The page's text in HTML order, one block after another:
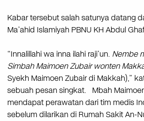
Kabar tersebut salah satunya datang
Ma’ahid Islamiyah PBNU KH Abdul
“Innalillahi wa inna ilahi raji’un. Nembe
Simbah Maimoen Zubair wonten
Syekh Maimoen Zubair di Makkah),”
sebuah pesan singkat. Mbah
mendapat perawatan dari tim medis
sebelum dilarikan di Rumah Sakit An-